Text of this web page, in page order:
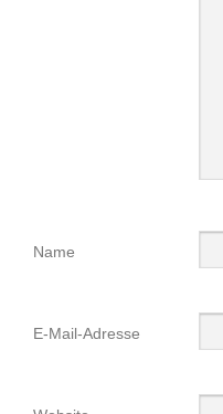
Name
E-Mail-Adresse